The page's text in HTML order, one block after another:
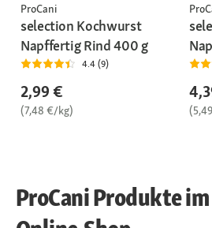
ProCani
selection Kochwurst
Napffertig Rind 400 g
4.4 (9)
2,99 €
(7,48 €/kg)
ProCani Produkte